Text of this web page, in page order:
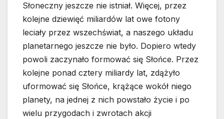
Słoneczny jeszcze nie istniał. Więcej, przez
kolejne dziewięć miliardów lat owe fotony
leciały przez wszechświat, a naszego układu
planetarnego jeszcze nie było. Dopiero wtedy
powoli zaczynało formować się Słońce. Przez
kolejne ponad cztery miliardy lat, zdążyło
uformować się Słońce, krążące wokół niego
planety, na jednej z nich powstało życie i po
wielu przygodach i zwrotach akcji